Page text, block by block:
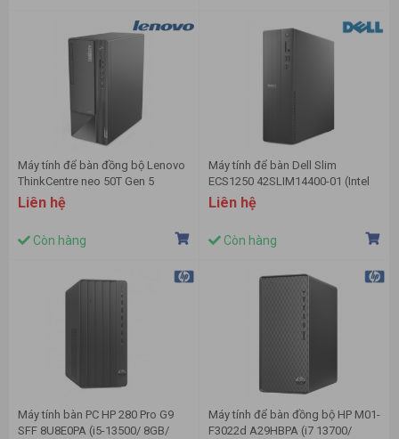
Máy tính để bàn đồng bộ Lenovo
ThinkCentre neo 50T Gen 5
12UB0004VA ( i5-14400 | 8GB
DDR5 | 512GB | Intel UHD 730 |
Liên hệ
Còn hàng
Máy tính để bàn Dell Slim
ECS1250 42SLIM14400-01 (Intel
Core i5 14400 | 16GB | 1TB | Intel
UHD | Mouse MS116/ Keyboard
Windows 11 Home | 1Y)
Liên hệ
Còn hàng
Máy tính bàn PC HP 280 Pro G9
SFF 8U8E0PA (i5-13500/ 8GB/
Máy tính để bàn đồng bộ HP M01-
F3022d A29HBPA (i7 13700/